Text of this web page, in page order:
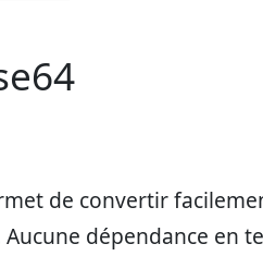
de convertir
dépendance en